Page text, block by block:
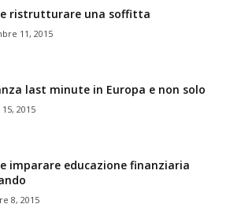
ristrutturare una soffitta
11, 2015
last minute in Europa e non solo
2015
imparare educazione finanziaria
8, 2015